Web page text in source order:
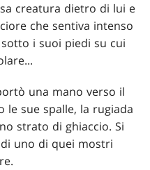
creatura dietro di lui e
che sentiva intenso
i suoi piedi su cui
una mano verso il
sue spalle, la rugiada
strato di ghiaccio. Si
uno di quei mostri